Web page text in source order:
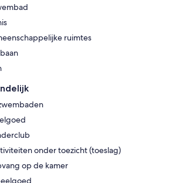
ruimtes
onder toezicht (toeslag)
op de kamer